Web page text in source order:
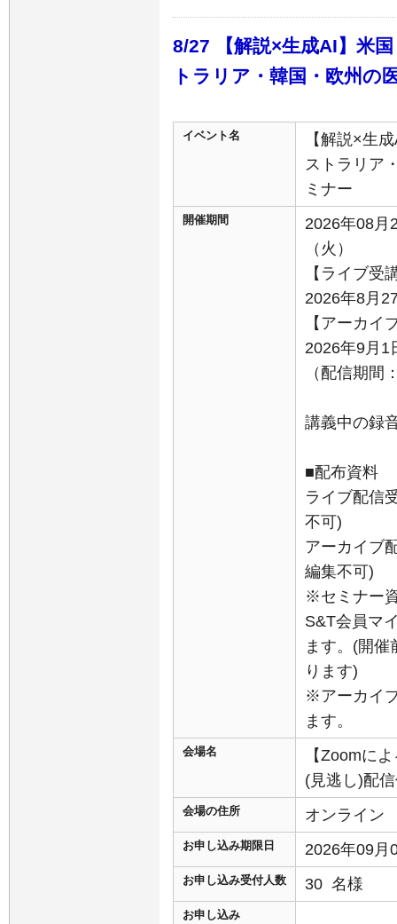
8/27 【解説×生成AI】米
トラリア・韓国・欧州の
イベント名
【解説×生
ストラリア
ミナー
開催期間
2026年08月
（火）
【ライブ受
2026年8月
【アーカイ
2026年9月1
（配信期間
講義中の録
■配布資料
ライブ配信
不可)
アーカイブ
編集不可)
※セミナー
S&T会員マ
ます。(開催
ります)
※アーカイ
ます。
会場名
【Zoomに
(見逃し)配
会場の住所 オンライン
お申し込み期限日 2026年09月
お申し込み受付人数 30 名様
お申し込み